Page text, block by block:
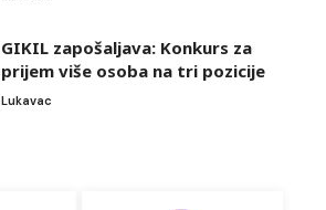
GIKIL zapošaljava: Konkurs za
prijem više osoba na tri pozicije
Lukavac